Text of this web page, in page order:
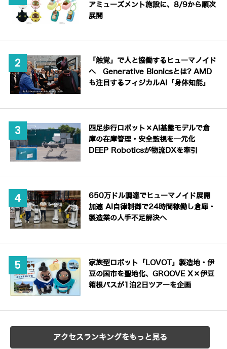
アミューズメント施設に、8/9から順次
展開
「触覚」で人と協働するヒューマノイド
へ Generative Bionicsとは? AMD
も注目するフィジカルAI「身体知能」
四足歩行ロボット×AI基盤モデルで倉
庫の在庫管理・安全監視を一元化
DEEP Roboticsが物流DXを牽引
650万ドル調達でヒューマノイド展開
加速 AI自律制御で24時間稼働し倉庫・
製造業の人手不足解決へ
家族型ロボット「LOVOT」製造地・伊
豆の国市を聖地化、GROOVE X×伊豆
箱根バスが1泊2日ツアーを企画
アクセスランキングをもっと見る